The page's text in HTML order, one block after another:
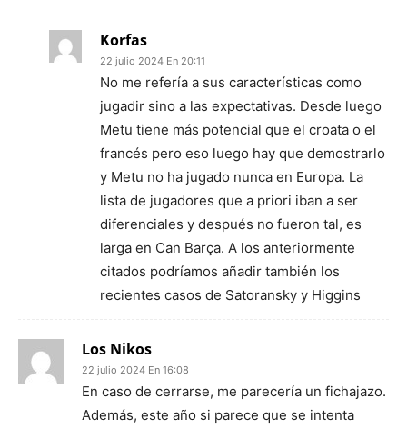
Korfas
22 julio 2024 En 20:11
No me refería a sus características como
jugadir sino a las expectativas. Desde luego
Metu tiene más potencial que el croata o el
francés pero eso luego hay que demostrarlo
y Metu no ha jugado nunca en Europa. La
lista de jugadores que a priori iban a ser
diferenciales y después no fueron tal, es
larga en Can Barça. A los anteriormente
citados podríamos añadir también los
recientes casos de Satoransky y Higgins
Los Nikos
22 julio 2024 En 16:08
En caso de cerrarse, me parecería un fichajazo.
Además, este año si parece que se intenta